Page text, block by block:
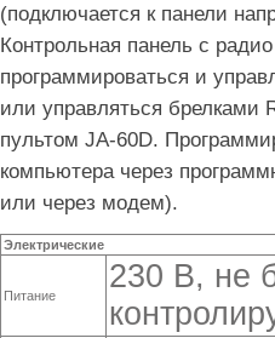
(подключается к панели
Контрольная панель с
программироваться и
или управляться брелками
пультом JA-60D.
компьютера через
или через модем).
Электрические
Питание
230 В, не